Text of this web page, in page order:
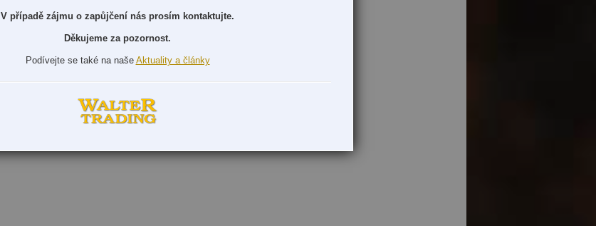
V případě zájmu o zapůjčení nás prosím kontaktujte.
Děkujeme za pozornost.
Podívejte se také na naše Aktuality a články